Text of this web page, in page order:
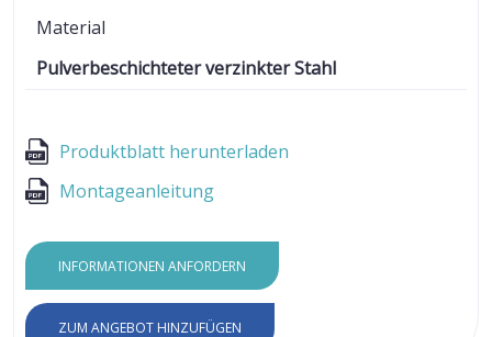
Material
Pulverbeschichteter verzinkter Stahl
Produktblatt herunterladen
Montageanleitung
INFORMATIONEN ANFORDERN
ZUM ANGEBOT HINZUFÜGEN